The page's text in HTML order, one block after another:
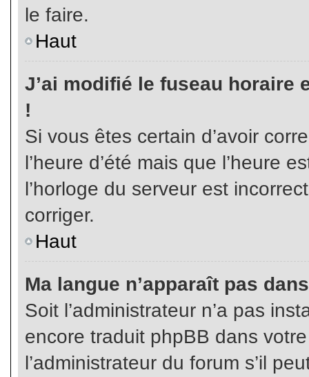
le faire.
Haut
J’ai modifié le fuseau horaire
!
Si vous êtes certain d’avoir
l’heure d’été mais que l’heure
l’horloge du serveur est
corriger.
Haut
Ma langue n’apparaît pas
Soit l’administrateur n’a pas
encore traduit phpBB dans
l’administrateur du forum s’il